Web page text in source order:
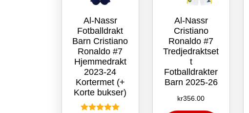
Al-Nassr
Fotballdrakt
Barn Cristiano
Ronaldo #7
Hjemmedrakt
2023-24
Kortermet (+
Korte bukser)
Al-Nassr
Cristiano
Ronaldo #7
Tredjedraktset
t
Fotballdrakter
Barn 2025-26
kr356.00